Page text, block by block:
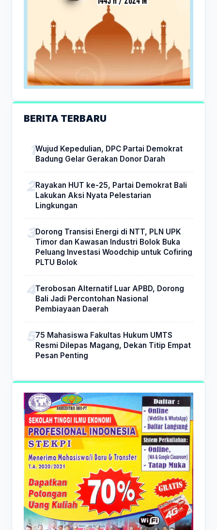
BERITA TERBARU
Wujud Kepedulian, DPC Partai Demokrat
Badung Gelar Gerakan Donor Darah
Rayakan HUT ke-25, Partai Demokrat Bali
Lakukan Aksi Nyata Pelestarian
Lingkungan
Dorong Transisi Energi di NTT, PLN UPK
Timor dan Kawasan Industri Bolok Buka
Peluang Investasi Woodchip untuk Cofiring
PLTU Bolok
Terobosan Alternatif Luar APBD, Dorong
Bali Jadi Percontohan Nasional
Pembiayaan Daerah
75 Mahasiswa Fakultas Hukum UMTS
Resmi Dilepas Magang, Dekan Titip Empat
Pesan Penting